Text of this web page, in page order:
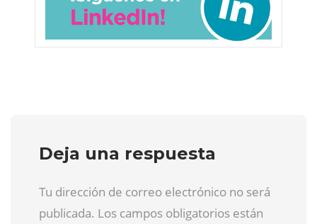
Deja una respuesta
Tu dirección de correo electrónico no será
publicada. Los campos obligatorios están